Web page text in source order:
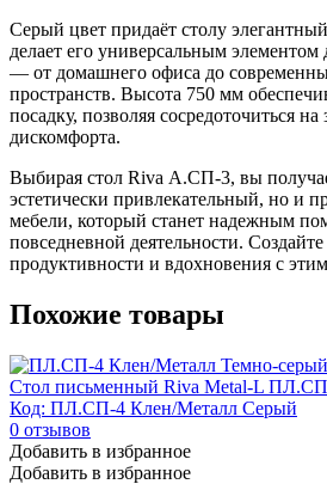
Серый цвет придаёт столу
делает его универсальным элементом
— от домашнего офиса до
пространств. Высота 750 мм
посадку, позволяя сосредоточиться
дискомфорта.
Выбирая стол Riva А.СП-3, вы
эстетически привлекательный, но и
мебели, который станет надежным
повседневной деятельности.
продуктивности и вдохновения с
Похожие товары
Стол письменный Riva Metal-L
Код: ПЛ.СП-4 Клен/Металл Серый
0 отзывов
Добавить в избранное
Добавить в избранное